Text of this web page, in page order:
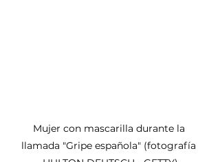
Mujer con mascarilla durante la
llamada "Gripe española" (fotografía